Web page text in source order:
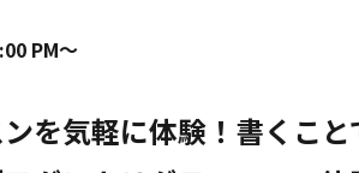
PM〜
を気軽に体験！書くこと